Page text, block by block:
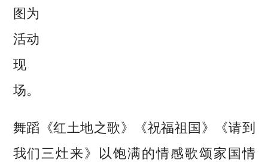
图为
活动
现
场。
舞蹈《红土地之歌》《祝福祖国》《请到
我们三灶来》以饱满的情感歌颂家国情